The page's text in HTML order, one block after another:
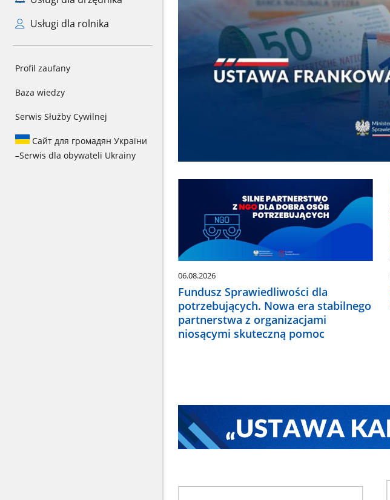
Usługi dla rolnika
Profil zaufany
Baza wiedzy
Serwis Służby Cywilnej
Сайт для громадян України
–Serwis dla obywateli Ukrainy
06.08.2026
Fundusz Sprawiedliwości dla
potrzebujących. Nowa era stabilnego
partnerstwa z organizacjami
niosącymi skuteczną pomoc